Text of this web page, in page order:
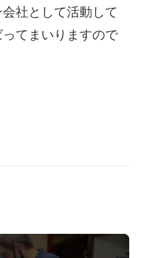
社として活動して
てまいりますので